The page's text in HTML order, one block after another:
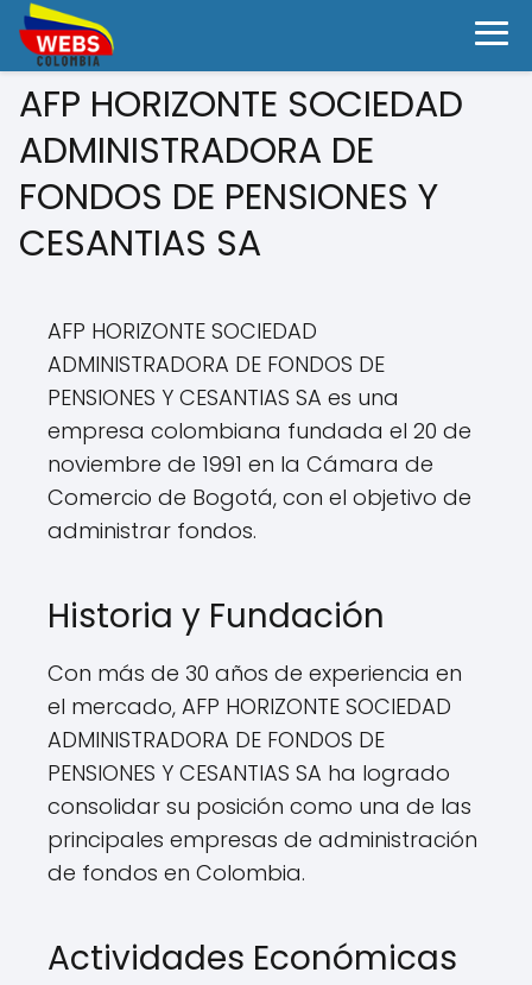
AFP HORIZONTE SOCIEDAD
ADMINISTRADORA DE
FONDOS DE PENSIONES Y
CESANTIAS SA
AFP HORIZONTE SOCIEDAD
ADMINISTRADORA DE FONDOS DE
PENSIONES Y CESANTIAS SA es una
empresa colombiana fundada el 20 de
noviembre de 1991 en la Cámara de
Comercio de Bogotá, con el objetivo de
administrar fondos.
Historia y Fundación
Con más de 30 años de experiencia en
el mercado, AFP HORIZONTE SOCIEDAD
ADMINISTRADORA DE FONDOS DE
PENSIONES Y CESANTIAS SA ha logrado
consolidar su posición como una de las
principales empresas de administración
de fondos en Colombia.
Actividades Económicas